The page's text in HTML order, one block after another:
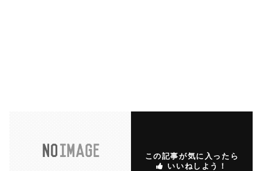
この記事が気に入ったら
いいねしよう！